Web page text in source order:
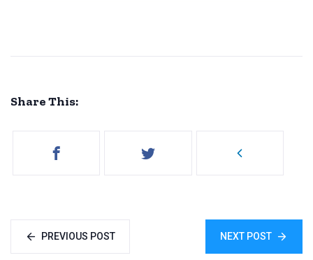
Share This:
PREVIOUS POST NEXT POST